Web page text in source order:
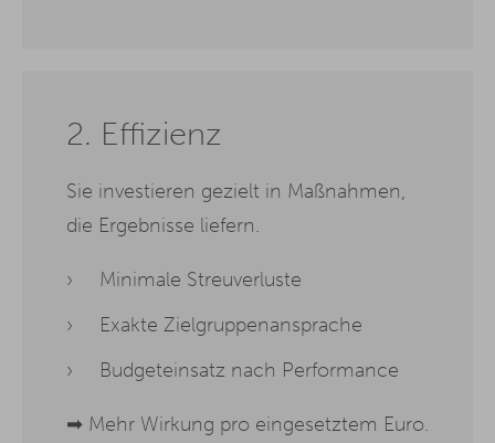
2. Effizienz
Sie investieren gezielt in Maßnahmen,
die Ergebnisse liefern.
Minimale Streuverluste
Exakte Zielgruppenansprache
Budgeteinsatz nach Performance
➡ Mehr Wirkung pro eingesetztem Euro.